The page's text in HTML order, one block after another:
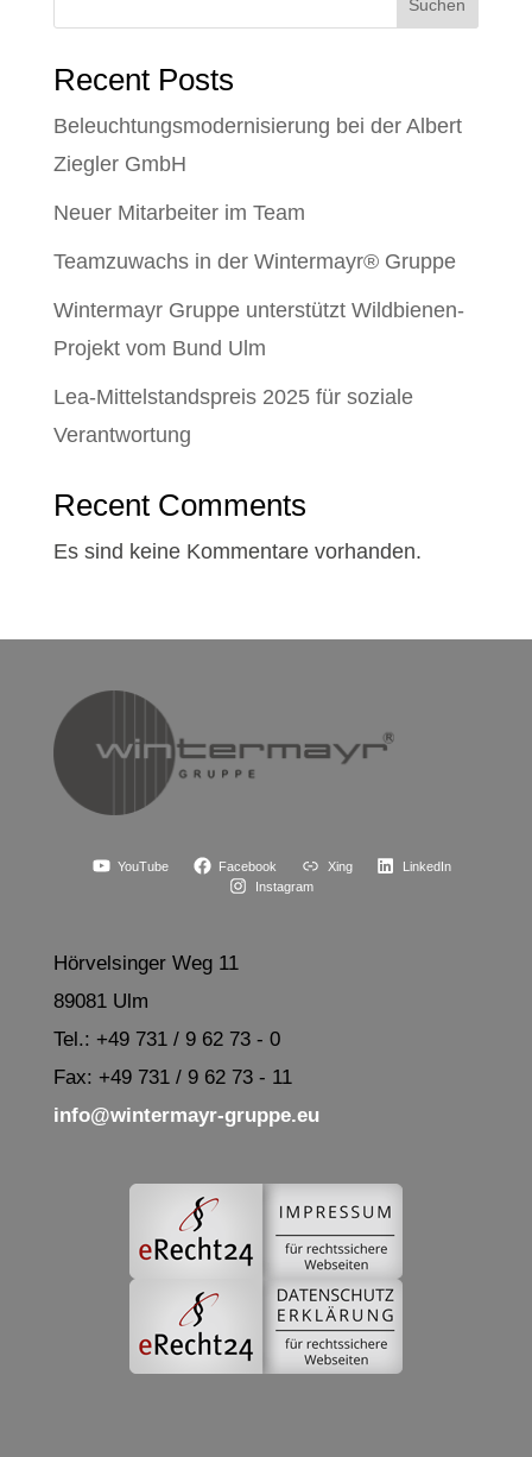
Suchen
Recent Posts
Beleuchtungsmodernisierung bei der Albert
Ziegler GmbH
Neuer Mitarbeiter im Team
Teamzuwachs in der Wintermayr® Gruppe
Wintermayr Gruppe unterstützt Wildbienen-
Projekt vom Bund Ulm
Lea-Mittelstandspreis 2025 für soziale
Verantwortung
Recent Comments
Es sind keine Kommentare vorhanden.
YouTube Facebook Xing
LinkedIn
Instagram
Hörvelsinger Weg 11
89081 Ulm
Tel.: +49 731 / 9 62 73 - 0
Fax: +49 731 / 9 62 73 - 11
info@wintermayr-gruppe.eu